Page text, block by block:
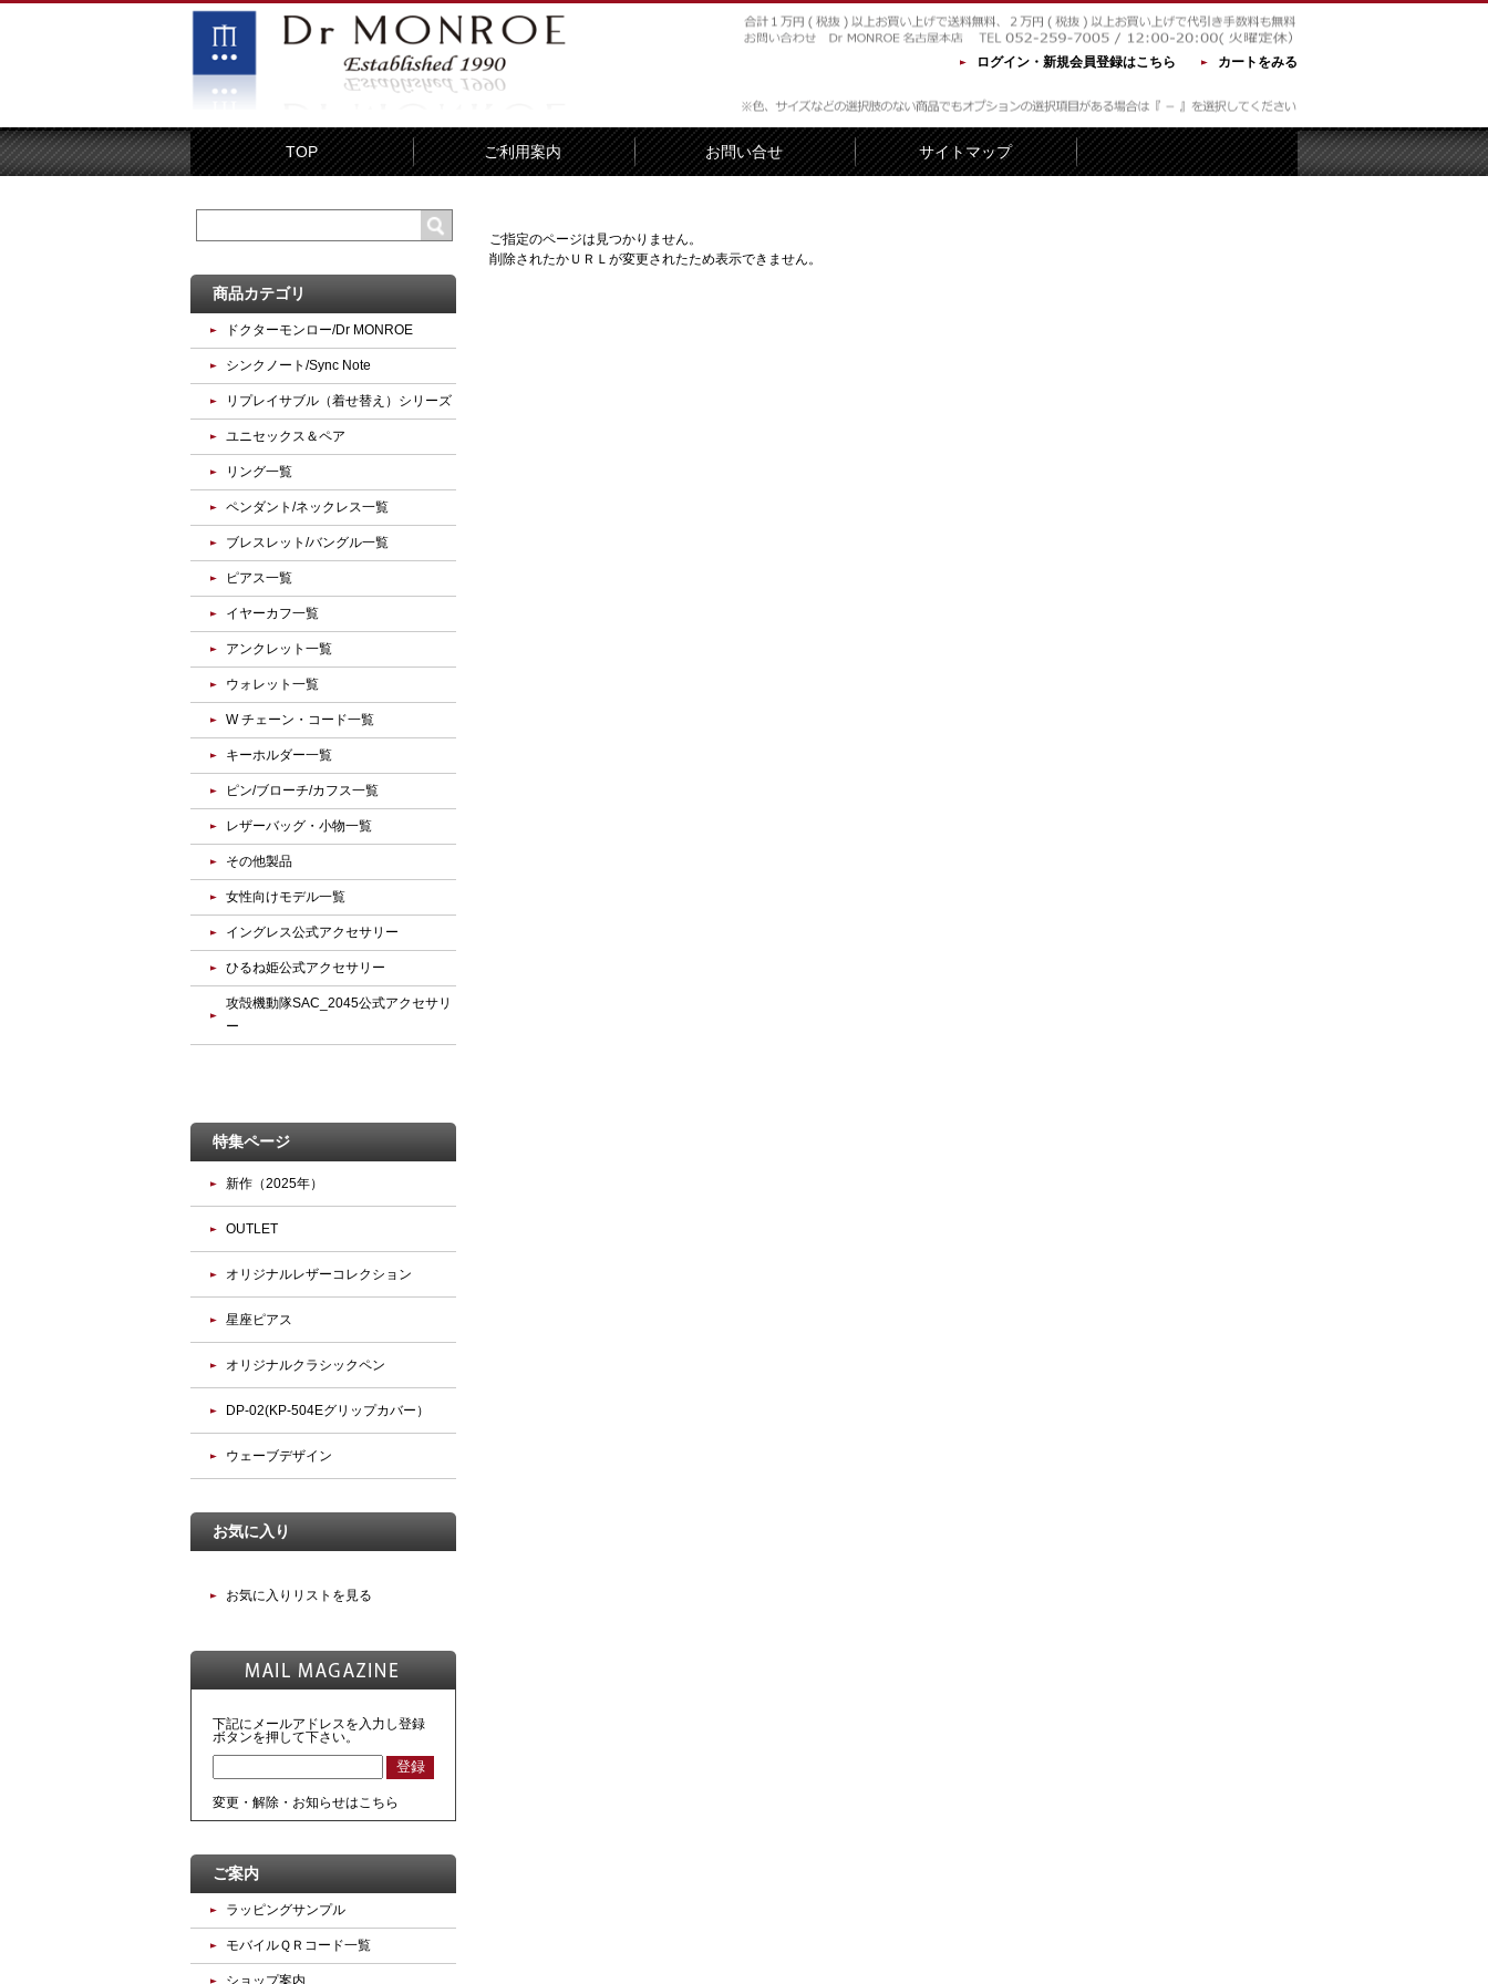
ログイン・新規会員登録はこちら カートをみる
TOP ご利用案内 お問い合せ サイトマップ
ご指定のページは見つかりません。
削除されたかＵＲＬが変更されたため表示できません。
商品カテゴリ
ドクターモンロー/Dr MONROE
シンクノート/Sync Note
リプレイサブル（着せ替え）シリーズ
ユニセックス＆ペア
リング一覧
ペンダント/ネックレス一覧
ブレスレット/バングル一覧
ピアス一覧
イヤーカフ一覧
アンクレット一覧
ウォレット一覧
W チェーン・コード一覧
キーホルダー一覧
ピン/ブローチ/カフス一覧
レザーバッグ・小物一覧
その他製品
女性向けモデル一覧
イングレス公式アクセサリー
ひるね姫公式アクセサリー
攻殻機動隊SAC_2045公式アクセサリ
ー
特集ページ
新作（2025年）
OUTLET
オリジナルレザーコレクション
星座ピアス
オリジナルクラシックペン
DP-02(KP-504Eグリップカバー）
ウェーブデザイン
お気に入り
お気に入りリストを見る
下記にメールアドレスを入力し登録
ボタンを押して下さい。
変更・解除・お知らせはこちら
ご案内
ラッピングサンプル
モバイルＱＲコード一覧
ショップ案内